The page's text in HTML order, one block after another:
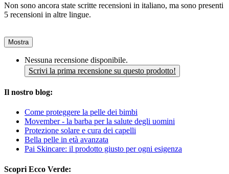
Non sono ancora state scritte recensioni in italiano, ma sono presenti
5 recensioni in altre lingue.
Mostra
Nessuna recensione disponibile.
Scrivi la prima recensione su questo prodotto!
Il nostro blog:
Come proteggere la pelle dei bimbi
Movember - la barba per la salute degli uomini
Protezione solare e cura dei capelli
Bella pelle in età avanzata
Pai Skincare: il prodotto giusto per ogni esigenza
Scopri Ecco Verde: